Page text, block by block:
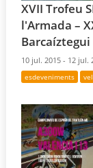
XVII Trofeu
l'Armada –
Barcaíztegui
10 jul. 2015 - 12 jul.
esdeveniments